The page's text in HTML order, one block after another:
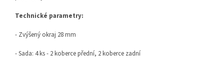
Technické parametry:
- Zvýšený okraj 28 mm
- Sada: 4 ks - 2 koberce přední, 2 koberce zadní